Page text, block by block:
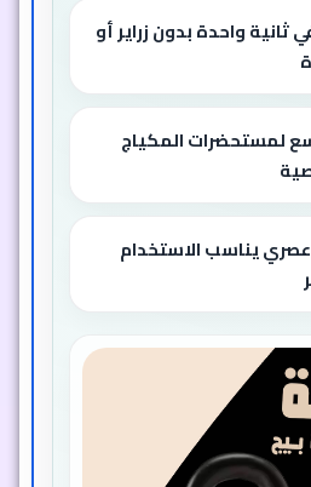
واحدة بدون زراير أو
لمستحضرات المكياج
يناسب الاستخدام